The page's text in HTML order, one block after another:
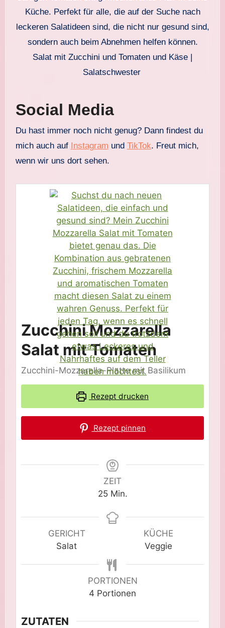
Salat mit Zucchini und Tomaten und Käse |
Salatschwester
Social Media
Du hast immer noch nicht genug? Dann findest du
mich auch auf Instagram und TikTok. Freut mich,
wenn wir uns dort sehen.
Zucchini Mozzarella
Salat mit Tomaten
Zucchini-Mozzarella-Platte mit Basilikum
Rezept drucken
Rezept pinnen
ZEIT
25Minuten
Min.
GERICHT
Salat
KÜCHE
Veggie
PORTIONEN
4 Portionen
ZUTATEN